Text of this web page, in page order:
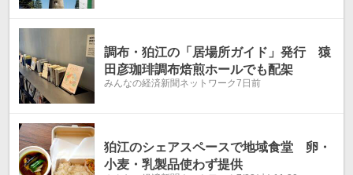
調布・狛江の「居場所ガイド」発行 猿
田彦珈琲調布焙煎ホールでも配架
みんなの経済新聞ネットワーク7日前
狛江のシェアスペースで地域食堂 卵・
小麦・乳製品使わず提供